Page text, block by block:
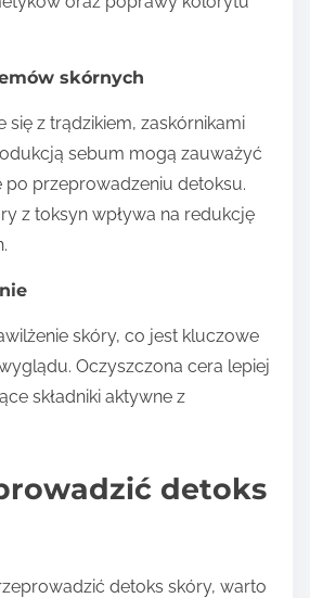
skórnych
się z trądzikiem, zaskórnikami
sebum mogą zauważyć
po przeprowadzeniu detoksu.
z toksyn wpływa na redukcję
skóry, co jest kluczowe
Oczyszczona cera lepiej
składniki aktywne z
detoks
detoks skóry, warto